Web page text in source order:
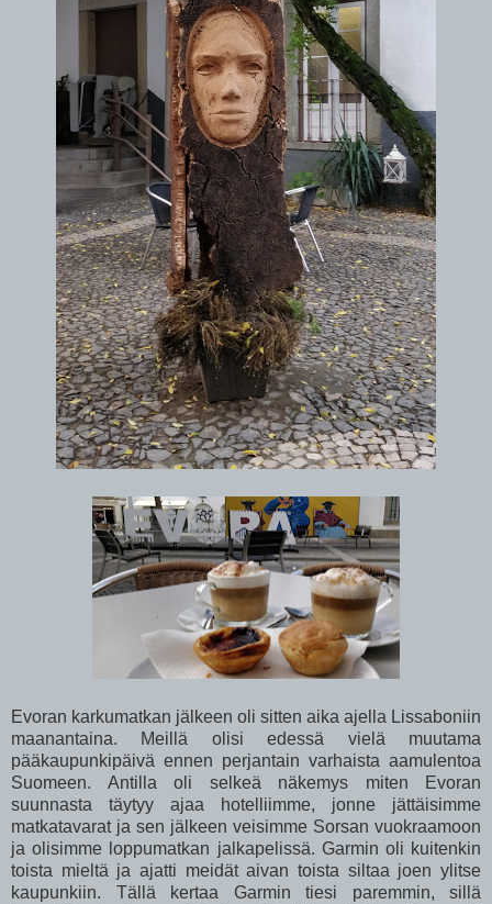
Evoran karkumatkan jälkeen oli sitten aika ajella Lissaboniin
maanantaina. Meillä olisi edessä vielä muutama
pääkaupunkipäivä ennen perjantain varhaista aamulentoa
Suomeen. Antilla oli selkeä näkemys miten Evoran
suunnasta täytyy ajaa hotelliimme, jonne jättäisimme
matkatavarat ja sen jälkeen veisimme Sorsan vuokraamoon
ja olisimme loppumatkan jalkapelissä. Garmin oli kuitenkin
toista mieltä ja ajatti meidät aivan toista siltaa joen ylitse
kaupunkiin. Tällä kertaa Garmin tiesi paremmin, sillä